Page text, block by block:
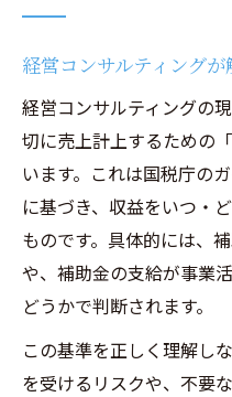
経営コンサルティング
経営コンサルティングの
切に売上計上するための
います。これは国税庁の
に基づき、収益をいつ・
ものです。具体的には、
や、補助金の支給が事業
どうかで判断されます。
この基準を正しく理解し
を受けるリスクや、不要